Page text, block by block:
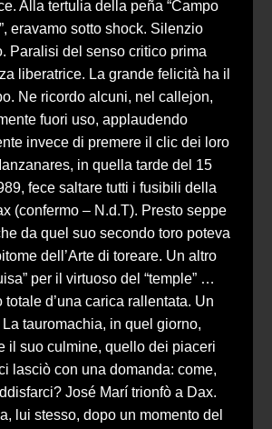
Alla tertulia della peña “Campo
eravamo sotto shock. Silenzio
Paralisi del senso critico prima
liberatrice. La grande felicità ha il
Ne ricordo alcuni, nel callejon,
fuori uso, applaudendo
invece di premere il clic dei loro
in quella tarde del 15
fece saltare tutti i fusibili della
(confermo – N.d.T). Presto seppe
da quel suo secondo toro poteva
dell’Arte di toreare. Un altro
per il virtuoso del “temple” …
totale d’una carica rallentata. Un
tauromachia, in quel giorno,
il suo culmine, quello dei piaceri
lasciò con una domanda: come,
José Marí trionfò a Dax.
lui stesso, dopo un momento del